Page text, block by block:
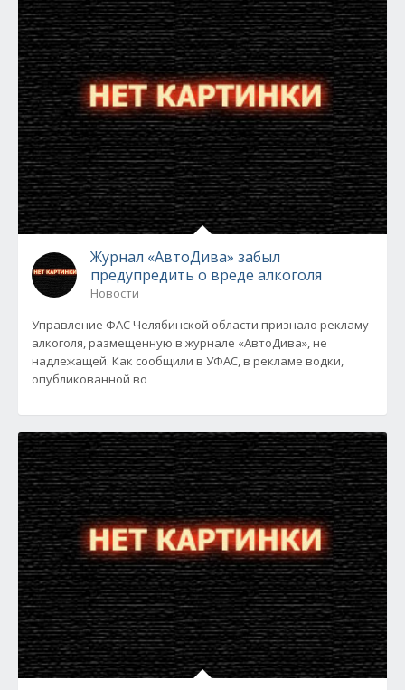
Журнал «АвтоДива» забыл
предупредить о вреде алкоголя
Новости
Управление ФАС Челябинской области признало рекламу
алкоголя, размещенную в журнале «АвтоДива», не
надлежащей. Как сообщили в УФАС, в рекламе водки,
опубликованной во